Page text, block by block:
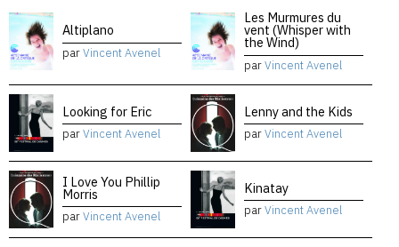
Altiplano
parVincent Avenel
Les Murmures du
vent (Whisper with
the Wind)
parVincent Avenel
Looking for Eric
parVincent Avenel
Lenny and the Kids
parVincent Avenel
I Love You Phillip
Morris
parVincent Avenel
Kinatay
parVincent Avenel